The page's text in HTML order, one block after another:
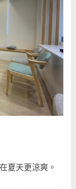
夏天更涼爽。